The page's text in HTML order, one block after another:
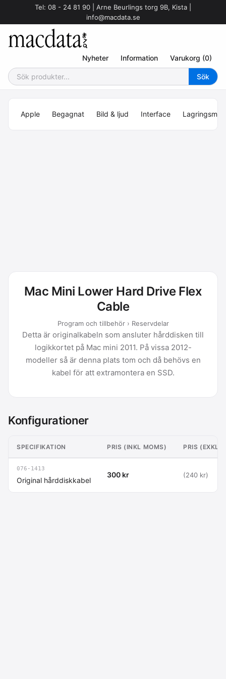
Tel: 08 - 24 81 90 | Arne Beurlings torg 9B, Kista |
info@macdata.se
Nyheter Information Varukorg (0)
Apple Begagnat Bild & ljud Interface
Mac Mini Lower Hard Drive Flex
Cable
Program och tillbehör › Reservdelar
Detta är originalkabeln som ansluter hårddisken till
logikkortet på Mac mini 2011. På vissa 2012-
modeller så är denna plats tom och då behövs en
kabel för att extramontera en SSD.
Konfigurationer
SPECIFIKATION PRIS (INKL MOMS) PRIS (EXKL
076-1413
Original hårddiskkabel
300 kr (240 kr)